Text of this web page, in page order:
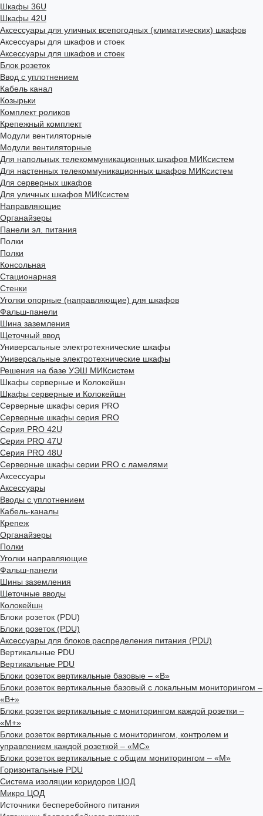
Шкафы 36U
Шкафы 42U
Аксессуары для уличных всепогодных (климатических) шкафов
Аксессуары для шкафов и стоек
Аксессуары для шкафов и стоек
Блок розеток
Ввод с уплотнением
Кабель канал
Козырьки
Комплект роликов
Крепежный комплект
Модули вентиляторные
Модули вентиляторные
Для напольных телекоммуникационных шкафов МИКсистем
Для настенных телекоммуникационных шкафов МИКсистем
Для серверных шкафов
Для уличных шкафов МИКсистем
Направляющие
Органайзеры
Панели эл. питания
Полки
Полки
Консольная
Стационарная
Стенки
Уголки опорные (направляющие) для шкафов
Фальш-панели
Шина заземления
Щеточный ввод
Универсальные электротехнические шкафы
Универсальные электротехнические шкафы
Решения на базе УЭШ МИКсистем
Шкафы серверные и Колокейшн
Шкафы серверные и Колокейшн
Серверные шкафы серия PRO
Серверные шкафы серия PRO
Серия PRO 42U
Серия PRO 47U
Серия PRO 48U
Серверные шкафы серии PRO с ламелями
Аксессуары
Аксессуары
Вводы с уплотнением
Кабель-каналы
Крепеж
Органайзеры
Полки
Уголки направляющие
Фальш-панели
Шины заземления
Щеточные вводы
Колокейшн
Блоки розеток (PDU)
Блоки розеток (PDU)
Аксессуары для блоков распределения питания (PDU)
Вертикальные PDU
Вертикальные PDU
Блоки розеток вертикальные базовые – «В»
Блоки розеток вертикальные базовый с локальным мониторингом –
«В+»
Блоки розеток вертикальные с мониторингом каждой розетки –
«М+»
Блоки розеток вертикальные с мониторингом, контролем и
управлением каждой розеткой – «МС»
Блоки розеток вертикальные с общим мониторингом – «М»
Горизонтальные PDU
Система изоляции коридоров ЦОД
Микро ЦОД
Источники бесперебойного питания